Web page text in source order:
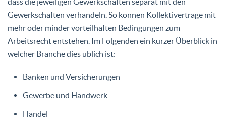
Gewerkschaften verhandeln. So können Kollektiverträge mit
mehr oder minder vorteilhaften Bedingungen zum
Arbeitsrecht entstehen. Im Folgenden ein kürzer Überblick in
welcher Branche dies üblich ist:
Banken und Versicherungen
Gewerbe und Handwerk
Handel